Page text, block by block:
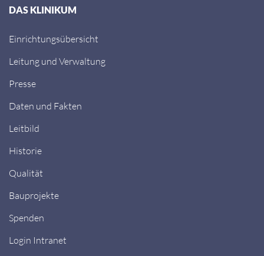
DAS KLINIKUM
Einrichtungsübersicht
Leitung und Verwaltung
Presse
Daten und Fakten
Leitbild
Historie
Qualität
Bauprojekte
Spenden
Login Intranet